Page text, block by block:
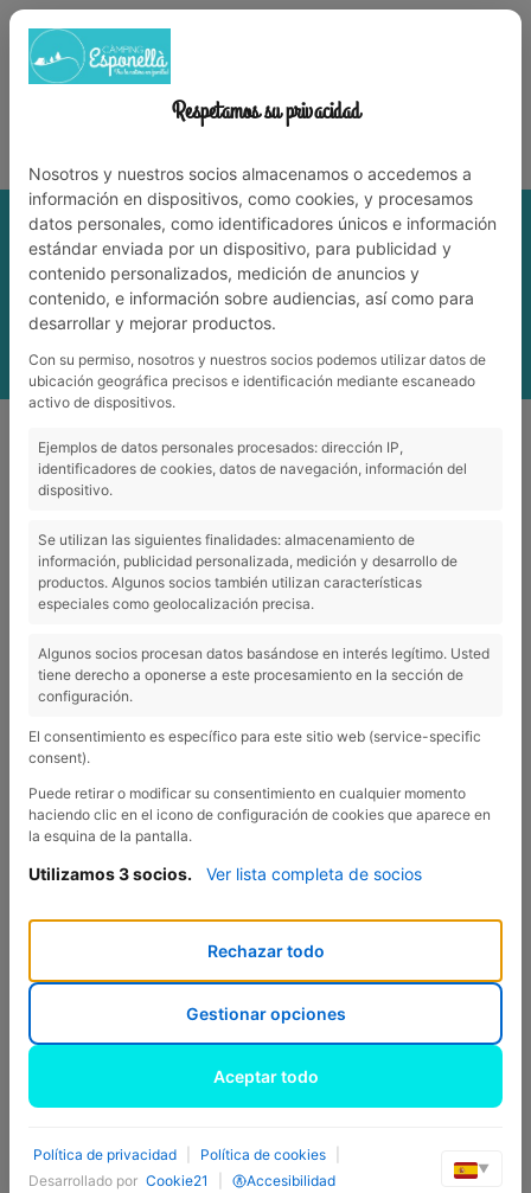
972 59 70 74
WERK MET ONS
Leve de natuur met familie!
Nabijheid_Nous de Can Llavanera
Nous Can Llavanera
Can Llavanera nuts are a guarantee of quality, proximity and
sustainability. Can Llavanera gives its name to the Llavanera
neighborhood, in the town of Crespià. This municipality,
located in the Fluvià Valley within the Pla de l'Estany region,
has unbeatable ecological and environmental conditions for
agriculture, the result of the abundance of water and the
quality of the soils characteristic of the region.
region at the end of the last century, has a privileged
sustainable agricultural cultivation mechanisms with the
already favorable characteristics of the land, Can Llavanera
nuts have the ability to produce a unique fruit of recognized
*Text & images are Can Llavanera ownership.
Respetamos su privacidad
Nosotros y nuestros socios almacenamos o accedemos a
información en dispositivos, como cookies, y procesamos
datos personales, como identificadores únicos e información
estándar enviada por un dispositivo, para publicidad y
contenido personalizados, medición de anuncios y
contenido, e información sobre audiencias, así como para
desarrollar y mejorar productos.
Con su permiso, nosotros y nuestros socios podemos utilizar datos de
ubicación geográfica precisos e identificación mediante escaneado
activo de dispositivos.
Ejemplos de datos personales procesados: dirección IP,
identificadores de cookies, datos de navegación, información del
dispositivo.
Se utilizan las siguientes finalidades: almacenamiento de
información, publicidad personalizada, medición y desarrollo de
productos. Algunos socios también utilizan características
especiales como geolocalización precisa.
Algunos socios procesan datos basándose en interés legítimo. Usted
tiene derecho a oponerse a este procesamiento en la sección de
configuración.
El consentimiento es específico para este sitio web (service-specific
consent).
Puede retirar o modificar su consentimiento en cualquier momento
haciendo clic en el icono de configuración de cookies que aparece en
la esquina de la pantalla.
Utilizamos 3 socios. Ver lista completa de socios
Rechazar todo
Gestionar opciones
Aceptar todo
Política de privacidad Política de cookies
Desarrollado por Cookie21 Accesibilidad
▼